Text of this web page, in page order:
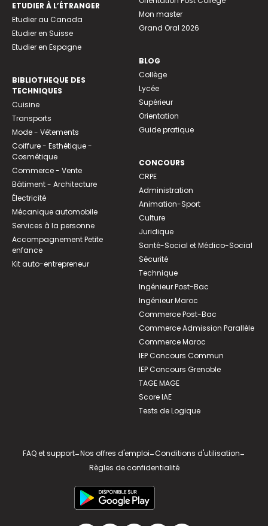
ETUDIER À L’ÉTRANGER
Etudier au Canada
Etudier en Suisse
Etudier en Espagne
BIBLIOTHEQUE DES
TECHNIQUES
Cuisine
Transports
Mode - Vêtements
Coiffure - Esthétique -
Cosmétique
Commerce - Vente
Bâtiment - Architecture
Électricité
Mécanique automobile
Services à la personne
Accompagnement Petite
enfance
Kit auto-entrepreneur
Mon master
Grand Oral 2026
BLOG
Collège
Lycée
Supérieur
Orientation
Guide pratique
CONCOURS
CRPE
Administration
Animation-Sport
Culture
Juridique
Santé-Social et Médico-Social
Sécurité
Technique
Ingénieur Post-Bac
Ingénieur Maroc
Commerce Post-Bac
Commerce Admission Parallèle
Commerce Maroc
IEP Concours Commun
IEP Concours Grenoble
TAGE MAGE
Score IAE
Tests de Logique
FAQ et support-Nos offres d'emploi-Conditions d'utilisation-
Règles de confidentialité